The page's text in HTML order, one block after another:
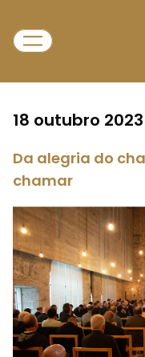
18 outubro 2023
Da alegria do
chamar